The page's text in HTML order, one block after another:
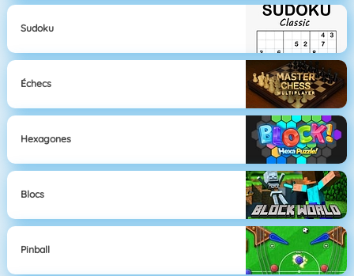
Sudoku
Échecs
Hexagones
Blocs
Pinball